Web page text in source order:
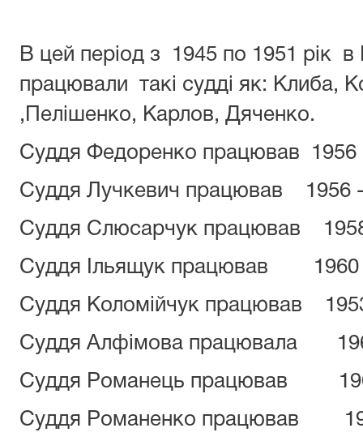
В цей період з 1945 по 1951 рік в
працювали такі судді як: Клиба,
,Пелішенко, Карлов, Дяченко.
Суддя Федоренко працював 1956
Суддя Лучкевич працював 1956
Суддя Слюсарчук працював
Суддя Ільящук працював 1960
Суддя Коломійчук працював
Суддя Алфімова працювала
Суддя Романець працював
Суддя Романенко працював